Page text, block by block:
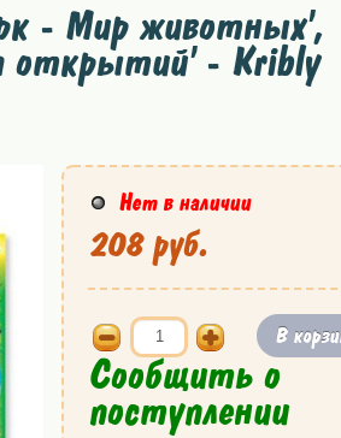
- Мир животных',
открытий' - Kribly
Нет в наличии
208 руб.
В
Сообщить о
поступлении